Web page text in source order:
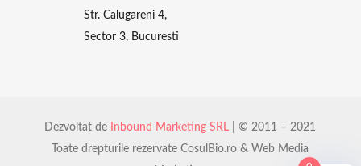
Str. Calugareni 4,
Sector 3, Bucuresti
Dezvoltat de Inbound Marketing SRL | © 2011 – 2021
Toate drepturile rezervate CosulBio.ro & Web Media